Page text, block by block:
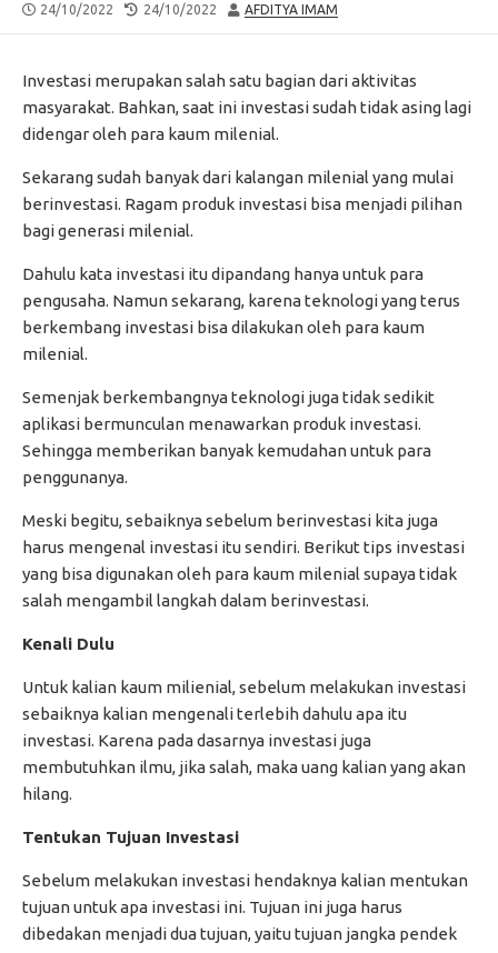
PUBLISHED
24/10/2022
LAST
24/10/2022 AUTHOR
AFDITYA IMAM
Investasi merupakan salah satu bagian dari aktivitas
masyarakat. Bahkan, saat ini investasi sudah tidak asing lagi
didengar oleh para kaum milenial.
Sekarang sudah banyak dari kalangan milenial yang mulai
berinvestasi. Ragam produk investasi bisa menjadi pilihan
bagi generasi milenial.
Dahulu kata investasi itu dipandang hanya untuk para
pengusaha. Namun sekarang, karena teknologi yang terus
berkembang investasi bisa dilakukan oleh para kaum
milenial.
Semenjak berkembangnya teknologi juga tidak sedikit
aplikasi bermunculan menawarkan produk investasi.
Sehingga memberikan banyak kemudahan untuk para
penggunanya.
Meski begitu, sebaiknya sebelum berinvestasi kita juga
harus mengenal investasi itu sendiri. Berikut tips investasi
yang bisa digunakan oleh para kaum milenial supaya tidak
salah mengambil langkah dalam berinvestasi.
Kenali Dulu
Untuk kalian kaum milienial, sebelum melakukan investasi
sebaiknya kalian mengenali terlebih dahulu apa itu
investasi. Karena pada dasarnya investasi juga
membutuhkan ilmu, jika salah, maka uang kalian yang akan
hilang.
Tentukan Tujuan Investasi
Sebelum melakukan investasi hendaknya kalian mentukan
tujuan untuk apa investasi ini. Tujuan ini juga harus
dibedakan menjadi dua tujuan, yaitu tujuan jangka pendek